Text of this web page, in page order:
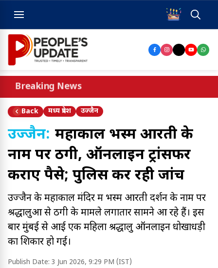
Breaking News
Back मध्य प्रदेश उज्जैन
उज्जैन: महाकाल भस्म आरती के
नाम पर ठगी, ऑनलाइन ट्रांसफर
कराए पैसे; पुलिस कर रही जांच
उज्जैन के महाकाल मंदिर में भस्म आरती दर्शन के नाम पर
श्रद्धालुओं से ठगी के मामले लगातार सामने आ रहे हैं। इस
बार मुंबई से आई एक महिला श्रद्धालु ऑनलाइन धोखाधड़ी
का शिकार हो गई।
Publish Date: 3 Jun 2026, 9:29 PM (IST)